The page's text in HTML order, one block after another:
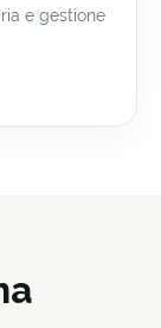
e gestione